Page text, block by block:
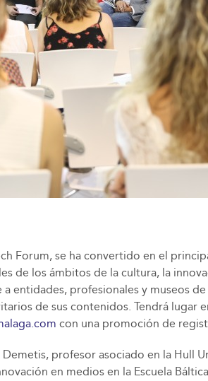
Forum, se ha convertido en el
de los ámbitos de la cultura, la
entidades, profesionales y museos
de sus contenidos. Tendrá lugar
con una promoción de
profesor asociado en la Hull
en medios en la Escuela